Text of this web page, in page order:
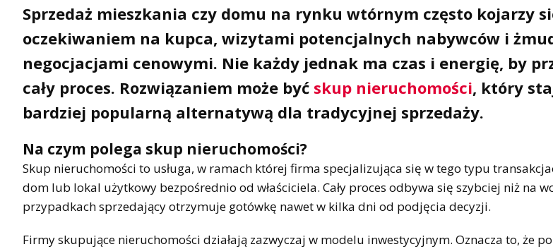
Sprzedaż mieszkania czy domu na rynku wtórnym często kojarzy
oczekiwaniem na kupca, wizytami potencjalnych nabywców i
negocjacjami cenowymi. Nie każdy jednak ma czas i energię, by
cały proces. Rozwiązaniem może być skup nieruchomości, który
bardziej popularną alternatywą dla tradycyjnej sprzedaży.
Na czym polega skup nieruchomości?
Skup nieruchomości to usługa, w ramach której firma specjalizująca się w tego typu
dom lub lokal użytkowy bezpośrednio od właściciela. Cały proces odbywa się szybciej niż na
przypadkach sprzedający otrzymuje gotówkę nawet w kilka dni od podjęcia decyzji.
Firmy skupujące nieruchomości działają zazwyczaj w modelu inwestycyjnym. Oznacza to, że